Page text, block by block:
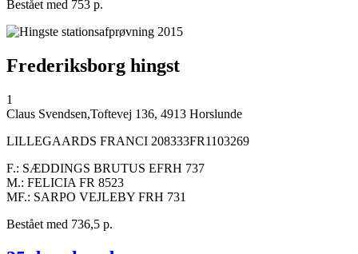
Bestået med 753 p.
Frederiksborg hingst
1
Claus Svendsen,Toftevej 136, 4913 Horslunde
LILLEGAARDS FRANCI 208333FR1103269
F.: SÆDDINGS BRUTUS EFRH 737
M.: FELICIA FR 8523
MF.: SARPO VEJLEBY FRH 731
Bestået med 736,5 p.